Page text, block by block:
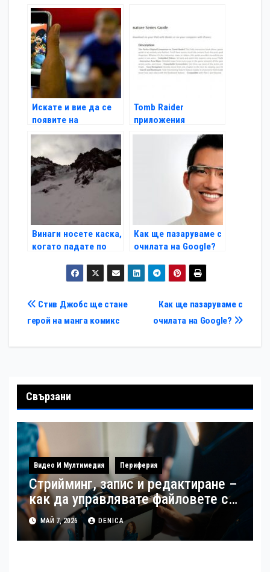
Искате и вие да се
появите на
снимката?
Tomb Raider
приложения
атакуват iTunes и
Винаги носете каска,
когато падате по
Как ще пазаруваме с
очилата на Google?
Навигация
Как ще пазаруваме с
очилата на Google?
Стив Джобс ще стане
герой на манга комикс
Свързани
Видео И Мултимедия Периферия
Стрийминг, запис и редактиране –
как да управлявате файловете си
като създател
МАЙ 7, 2026 DENICA